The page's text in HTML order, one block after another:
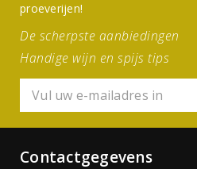
proeverijen!
De scherpste aanbiedingen
Handige wijn en spijs tips
Contactgegevens